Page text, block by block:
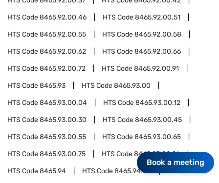
HTS Code8465.92.00.46 HTS Code8465.92.00.51
HTS Code8465.92.00.55 HTS Code8465.92.00.58
HTS Code8465.92.00.62 HTS Code8465.92.00.66
HTS Code8465.92.00.72 HTS Code8465.92.00.91
HTS Code8465.93 HTS Code8465.93.00
HTS Code8465.93.00.04 HTS Code8465.93.00.12
HTS Code8465.93.00.30 HTS Code8465.93.00.45
HTS Code8465.93.00.55 HTS Code8465.93.00.65
HTS Code8465.93.00.75 HTS Code8465.93.00.91
HTS Code8465.94 HTS Code8465.94.00
Book a meeting